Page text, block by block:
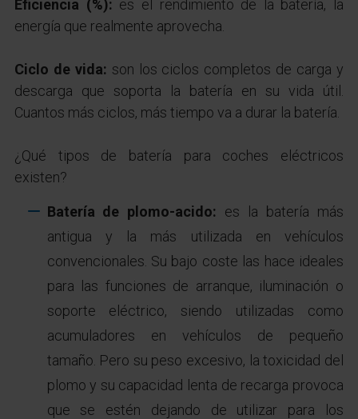
Eficiencia (%): es el rendimiento de la batería, la
energía que realmente aprovecha.
Ciclo de vida: son los ciclos completos de carga y
descarga que soporta la batería en su vida útil.
Cuantos más ciclos, más tiempo va a durar la batería.
¿Qué tipos de batería para coches eléctricos
existen?
Batería de plomo-acido: es la batería más
antigua y la más utilizada en vehículos
convencionales. Su bajo coste las hace ideales
para las funciones de arranque, iluminación o
soporte eléctrico, siendo utilizadas como
acumuladores en vehículos de pequeño
tamaño. Pero su peso excesivo, la toxicidad del
plomo y su capacidad lenta de recarga provoca
que se estén dejando de utilizar para los